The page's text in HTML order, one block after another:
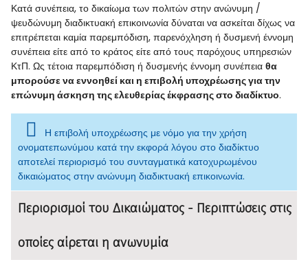
Κατά συνέπεια, το δικαίωμα των πολιτών στην ανώνυμη /
ψευδώνυμη διαδικτυακή επικοινωνία δύναται να ασκείται δίχως να
επιτρέπεται καμία παρεμπόδιση, παρενόχληση ή δυσμενή έννομη
συνέπεια είτε από το κράτος είτε από τους παρόχους υπηρεσιών
ΚτΠ. Ως τέτοια παρεμπόδιση ή δυσμενής έννομη συνέπεια θα
μπορούσε να εννοηθεί και η επιβολή υποχρέωσης για την
επώνυμη άσκηση της ελευθερίας έκφρασης στο διαδίκτυο.
Η επιβολή υποχρέωσης με νόμο για την χρήση
ονοματεπωνύμου κατά την εκφορά λόγου στο διαδίκτυο
αποτελεί περιορισμό του συνταγματικά κατοχυρωμένου
δικαιώματος στην ανώνυμη διαδικτυακή επικοινωνία.
Περιορισμοί του Δικαιώματος - Περιπτώσεις στις
οποίες αίρεται η ανωνυμία